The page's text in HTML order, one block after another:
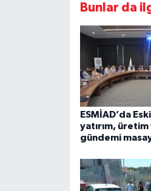
Bunlar da
ESMİAD’da
yatırım,
gündemi